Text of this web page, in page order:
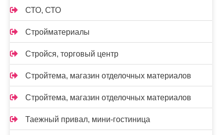
СТО, СТО
Стройматериалы
Стройся, торговый центр
Стройтема, магазин отделочных материалов
Стройтема, магазин отделочных материалов
Таежный привал, мини-гостиница